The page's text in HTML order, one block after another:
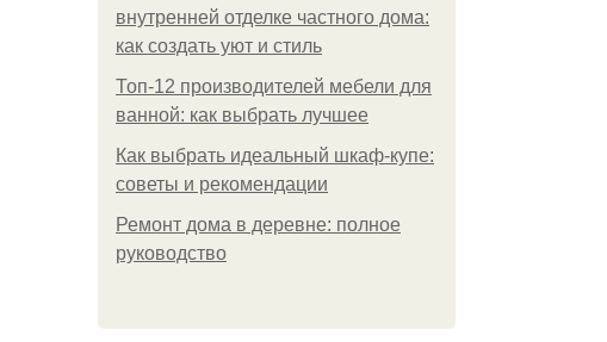
внутренней отделке частного дома:
как создать уют и стиль
Топ-12 производителей мебели для
ванной: как выбрать лучшее
Как выбрать идеальный шкаф-купе:
советы и рекомендации
Ремонт дома в деревне: полное
руководство